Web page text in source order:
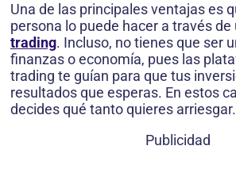
Una de las principales ventajas es
persona lo puede hacer a través de
trading. Incluso, no tienes que ser
finanzas o economía, pues las
trading te guían para que tus
resultados que esperas. En estos
decides qué tanto quieres arriesgar.
Publicidad